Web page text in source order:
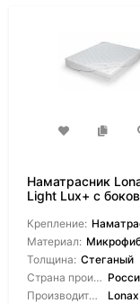
Наматрасник
Light Lux+ с
Крепление:
Материал:
Толщина: Стеганый
Страна производитель:
Производитель:
Lonax